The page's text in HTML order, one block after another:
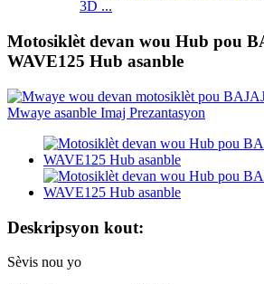
3D ...
Motosiklèt devan wou Hub pou
WAVE125 Hub asanble
Deskripsyon kout:
Sèvis nou yo